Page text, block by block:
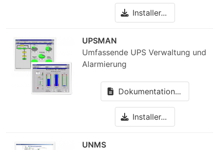
Installer...
UPSMAN
Umfassende UPS Verwaltung und
Alarmierung
Dokumentation...
Installer...
UNMS